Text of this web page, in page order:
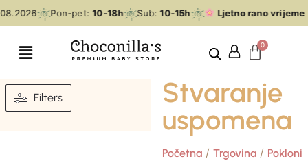
Pon-pet:10-18h Sub:10-15h Ljetno rano vrijeme
Filters
Stvaranje
uspomena
Početna/ Trgovina/ Pokloni